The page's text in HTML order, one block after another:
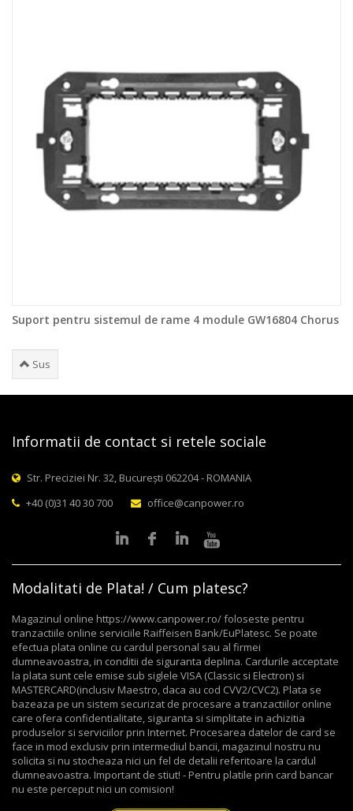
Suport pentru sistemul de rame 4 module GW16804 Chorus
Sus
Informatii de contact si retele sociale
Str. Preciziei Nr. 32, București 062204 - ROMANIA
+40 (0)31 40 30 700
office@canpower.ro
Modalitati de Plata! / Cum platesc?
Magazinul online https://www.canpower.ro/ foloseste pentru
tranzactiile online serviciile Raiffeisen Bank/EuPlatesc. Se poate
efectua plata online cu cardul personal sau al firmei
dumneavoastra, in conditii de siguranta deplina. Cardurile acceptate
la plata sunt cele emise sub siglele VISA (Classic si Electron) si
MASTERCARD(inclusiv Maestro, daca au cod CVV2/CVC2). Plata se
bazeaza pe un sistem securizat de procesare a tranzactiilor online
care ofera confidentialitate, siguranta si simplitate in achizitia
produselor si serviciilor prin Internet. Procesarea datelor de card se
face in mod exclusiv prin intermediul bancii, magazinul nostru nu
solicita si nu stocheaza nici un fel de detalii referitoare la cardul
dumneavoastra. Important de stiut! - Pentru platile prin card bancar
nu este perceput nici un comision!